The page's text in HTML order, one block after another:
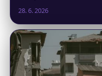
28. 6. 2026